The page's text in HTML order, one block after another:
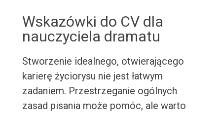
Wskazówki do CV dla
nauczyciela dramatu
Stworzenie idealnego, otwierającego
karierę życiorysu nie jest łatwym
zadaniem. Przestrzeganie ogólnych
zasad pisania może pomóc, ale warto